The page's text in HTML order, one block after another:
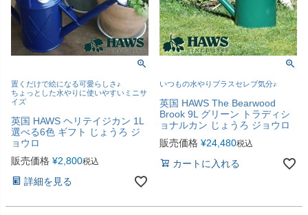
置くだけで絵になる可愛らしさ♪
ちょっとした水やりに使いやすいミニサ
イズ
英国 HAWS ヘリテイジカン 1L
選べる6色 ギフト じょうろ ジ
ョウロ
販売価格 ¥2,800税込
詳細を見る
いつもの水やりプラスセレブ気分♪
英国 HAWS The Bearwood
Brook 9L グリーン トラディシ
ョナルカン じょうろ ジョウロ
販売価格 ¥24,480税込
カートに入れる